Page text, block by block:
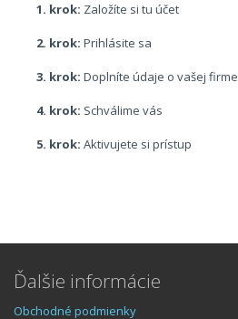
1. krok: Založíte si tu účet
2. krok: Prihlásite sa
3. krok: Doplníte údaje o vašej firme
4. krok: Schválime vás
5. krok: Aktivujete si prístup
Ďalšie informácie
Obchodné podmienky